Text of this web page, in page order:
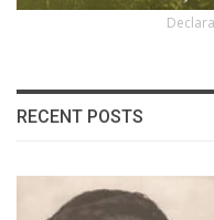
RECENT POSTS